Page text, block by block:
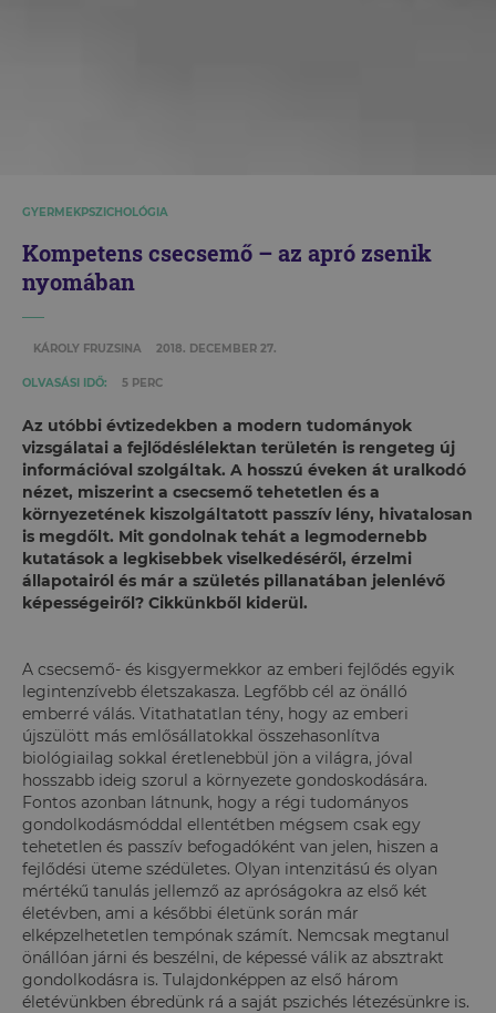
GYERMEKPSZICHOLÓGIA
Kompetens csecsemő – az apró zsenik
nyomában
KÁROLY FRUZSINA 2018. DECEMBER 27.
OLVASÁSI IDŐ: 5 PERC
Az utóbbi évtizedekben a modern tudományok
vizsgálatai a fejlődéslélektan területén is rengeteg új
információval szolgáltak. A hosszú éveken át uralkodó
nézet, miszerint a csecsemő tehetetlen és a
környezetének kiszolgáltatott passzív lény, hivatalosan
is megdőlt. Mit gondolnak tehát a legmodernebb
kutatások a legkisebbek viselkedéséről, érzelmi
állapotairól és már a születés pillanatában jelenlévő
képességeiről? Cikkünkből kiderül.
A csecsemő- és kisgyermekkor az emberi fejlődés egyik
legintenzívebb életszakasza. Legfőbb cél az önálló
emberré válás. Vitathatatlan tény, hogy az emberi
újszülött más emlősállatokkal összehasonlítva
biológiailag sokkal éretlenebbül jön a világra, jóval
hosszabb ideig szorul a környezete gondoskodására.
Fontos azonban látnunk, hogy a régi tudományos
gondolkodásmóddal ellentétben mégsem csak egy
tehetetlen és passzív befogadóként van jelen, hiszen a
fejlődési üteme szédületes. Olyan intenzitású és olyan
mértékű tanulás jellemző az apróságokra az első két
életévben, ami a későbbi életünk során már
elképzelhetetlen tempónak számít. Nemcsak megtanul
önállóan járni és beszélni, de képessé válik az absztrakt
gondolkodásra is. Tulajdonképpen az első három
életévünkben ébredünk rá a saját pszichés létezésünkre is.